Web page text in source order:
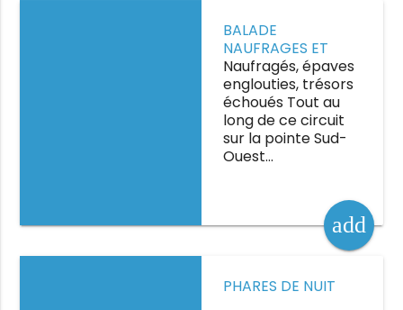
BALADE
NAUFRAGES ET
TRADITIONS
MARITIMES
Naufragés, épaves
englouties, trésors
échoués Tout au
long de ce circuit
sur la pointe Sud-
Ouest…
add
PHARES DE NUIT